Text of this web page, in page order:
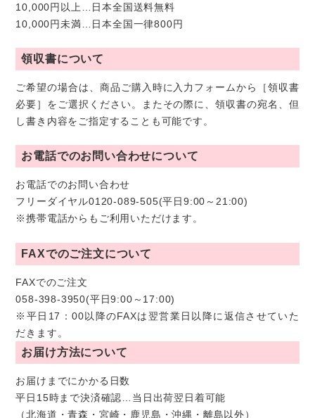
10,000円以上…日本全国送料無料
10,000円未満…日本全国一律800円
領収書について
ご希望の場合は、商品ご購入時に入力フォームから［領収書
必要］をご選択ください。またその際に、領収書の宛名、但
し書き内容をご指定することも可能です。
お電話でのお問い合わせについて
お電話でのお問い合わせ
フリーダイヤル0120-089-505(平日9:00～21:00)
※携帯電話からもご利用いただけます。
FAXでのご注文について
FAXでのご注文
058-398-3950(平日9:00～17:00)
※平日17：00以降のFAXは翌営業日以降に返信させていた
だきます。
お届け方法について
お届けまでにかかる日数
平日15時まで決済確認…当日出荷翌日着可能
（北海道・青森・宮崎・鹿児島・沖縄・離島以外）